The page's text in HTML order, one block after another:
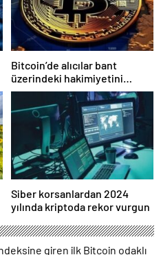
Bitcoin’de alıcılar bant
üzerindeki hakimiyetini
kaybetti
Siber korsanlardan 2024
yılında kriptoda rekor vurgun